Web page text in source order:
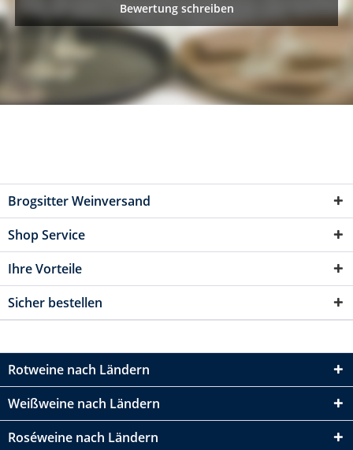
Bewertung schreiben
Brogsitter Weinversand
Shop Service
Ihre Vorteile
Sicher bestellen
Rotweine nach Ländern
Weißweine nach Ländern
Roséweine nach Ländern